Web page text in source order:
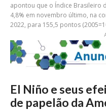
apontou que o Índice Brasileiro
4,8% em novembro último, na
2022, para 155,5 pontos
El Niño e seus
de papelão da